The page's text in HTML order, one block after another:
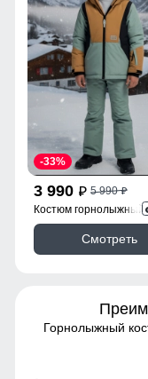
3 990 p 5 990p
-33%
Костюм горнолыжный
Смотреть
Горнолыжный